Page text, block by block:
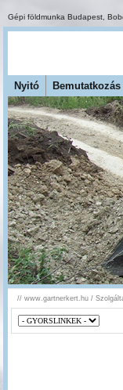
Gépi földmunka Budapest
Nyitó Bemutatkozás
// www.gartnerkert.hu /